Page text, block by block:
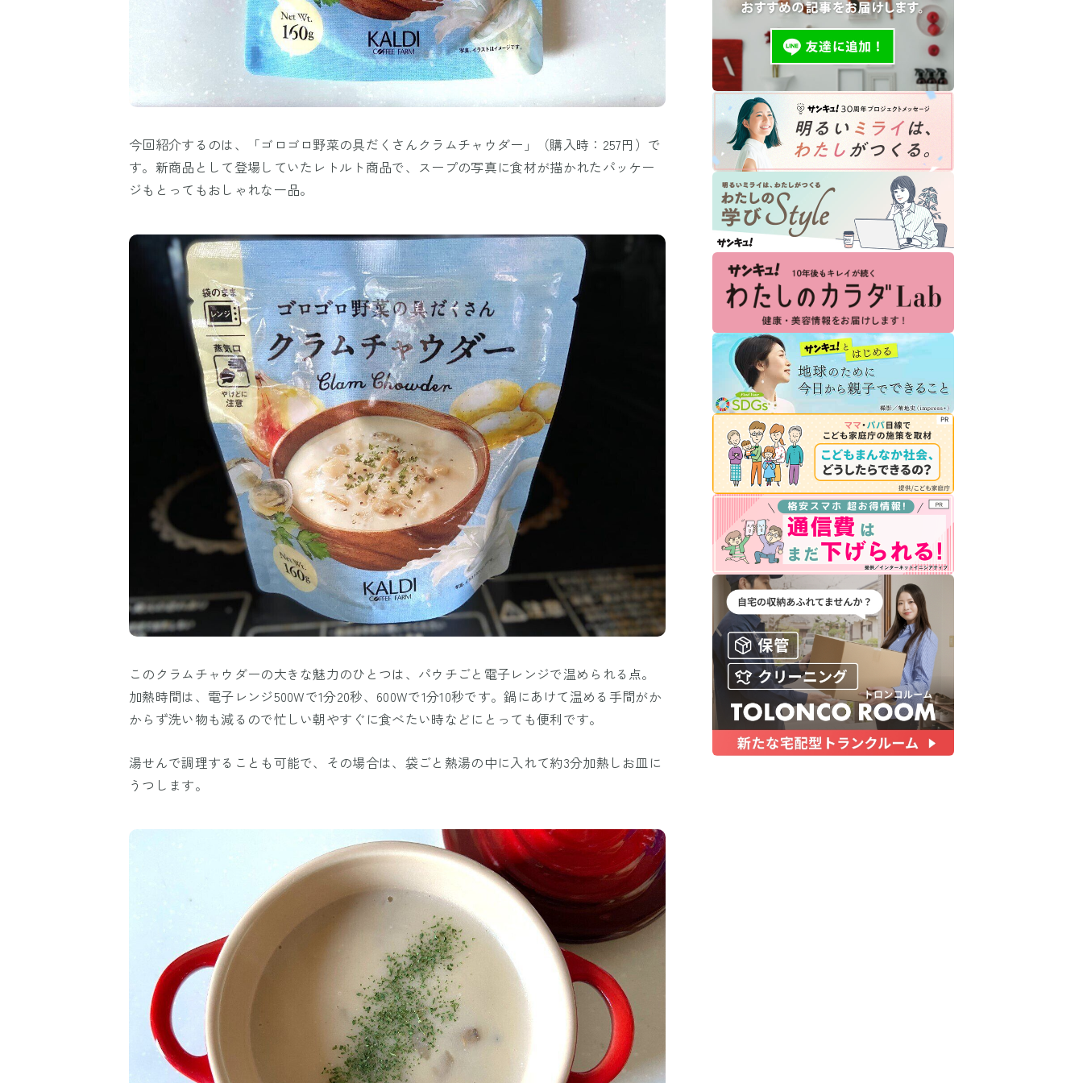
今回紹介するのは、「ゴロゴロ野菜の具だくさんクラムチャウダー」（購入時：257円）で
す。新商品として登場していたレトルト商品で、スープの写真に食材が描かれたパッケー
ジもとってもおしゃれな一品。
このクラムチャウダーの大きな魅力のひとつは、パウチごと電子レンジで温められる点。
加熱時間は、電子レンジ500Wで1分20秒、600Wで1分10秒です。鍋にあけて温める手間がか
からず洗い物も減るので忙しい朝やすぐに食べたい時などにとっても便利です。
湯せんで調理することも可能で、その場合は、袋ごと熱湯の中に入れて約3分加熱しお皿に
うつします。